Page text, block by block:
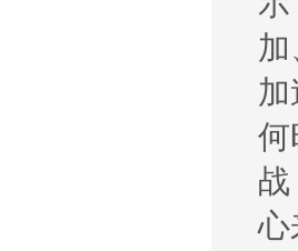
何
心